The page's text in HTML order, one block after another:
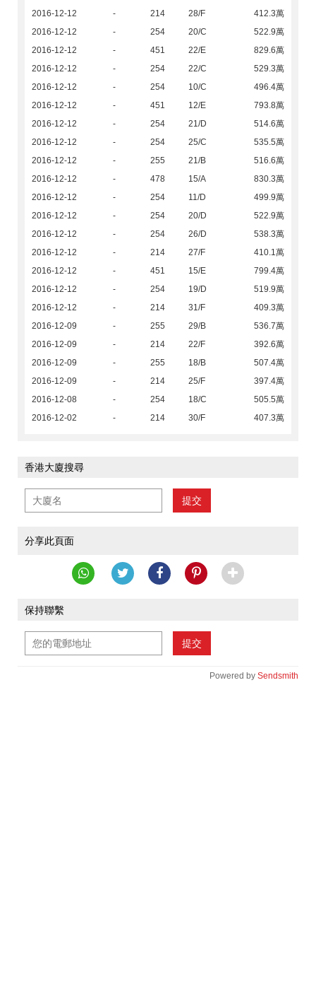
2016-12-12
- 214 28/F
412.3萬
2016-12-12
- 254 20/C
522.9萬
2016-12-12
- 451 22/E
829.6萬
2016-12-12
- 254 22/C
529.3萬
2016-12-12
- 254 10/C
496.4萬
2016-12-12
- 451 12/E
793.8萬
2016-12-12
- 254 21/D
514.6萬
2016-12-12
- 254 25/C
535.5萬
2016-12-12
- 255 21/B
516.6萬
2016-12-12
- 478 15/A
830.3萬
2016-12-12
- 254 11/D
499.9萬
2016-12-12
- 254 20/D
522.9萬
2016-12-12
- 254 26/D
538.3萬
2016-12-12
- 214 27/F
410.1萬
2016-12-12
- 451 15/E
799.4萬
2016-12-12
- 254 19/D
519.9萬
2016-12-12
- 214 31/F
409.3萬
2016-12-09
- 255 29/B
536.7萬
2016-12-09
- 214 22/F
392.6萬
2016-12-09
- 255 18/B
507.4萬
2016-12-09
- 214 25/F
397.4萬
2016-12-08
- 254 18/C
505.5萬
2016-12-02
- 214 30/F 407.3萬
香港大廈搜尋
提交
分享此頁面
保持聯繫
提交
Powered by Sendsmith